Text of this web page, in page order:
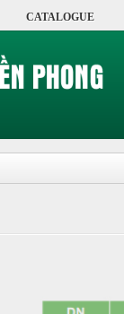
CATALOGUE